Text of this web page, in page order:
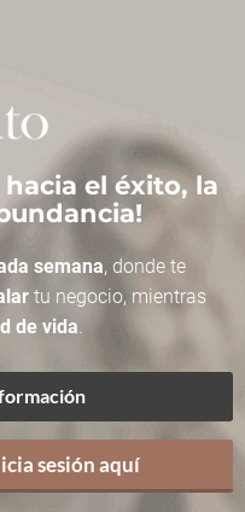
hacia el éxito, la
semana, donde te
tu negocio, mientras
de vida
sesión aquí